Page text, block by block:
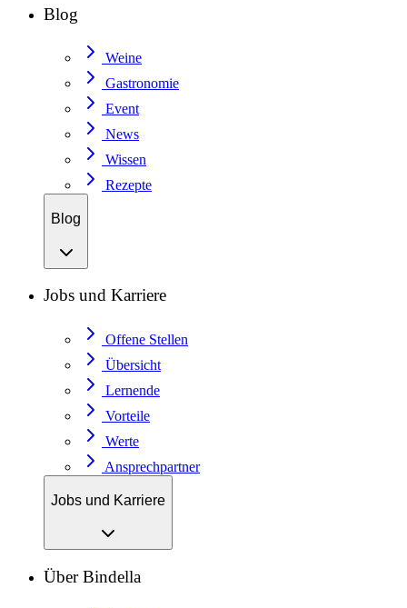
Blog
Weine
Gastronomie
Event
News
Wissen
Rezepte
Blog
Jobs und Karriere
Offene Stellen
Übersicht
Lernende
Vorteile
Werte
Ansprechpartner
Jobs und Karriere
Über Bindella